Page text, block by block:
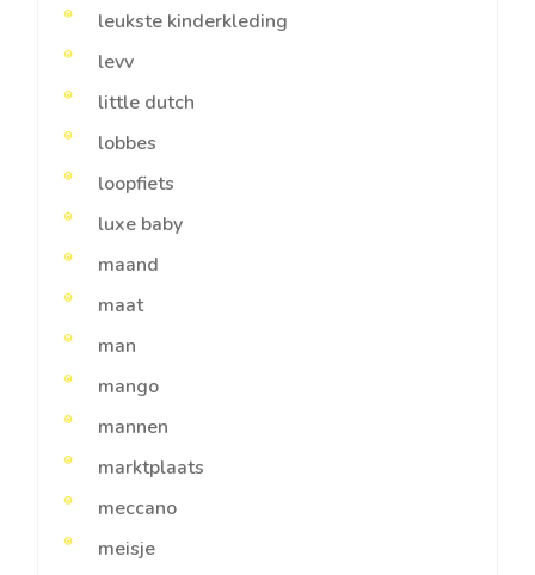
leukste kinderkleding
levv
little dutch
lobbes
loopfiets
luxe baby
maand
maat
man
mango
mannen
marktplaats
meccano
meisje